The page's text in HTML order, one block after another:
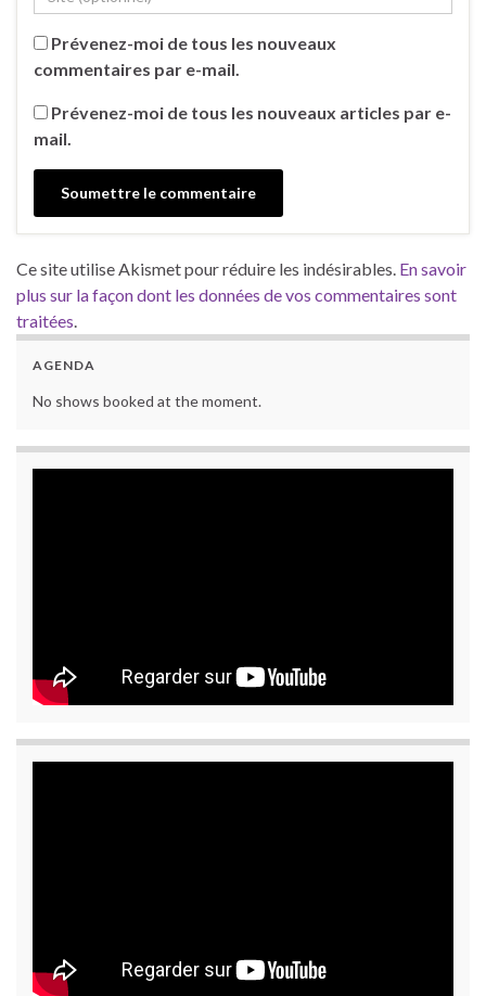
Prévenez-moi de tous les nouveaux
commentaires par e-mail.
Prévenez-moi de tous les nouveaux articles par e-
mail.
Ce site utilise Akismet pour réduire les indésirables. En savoir
plus sur la façon dont les données de vos commentaires sont
traitées.
AGENDA
No shows booked at the moment.